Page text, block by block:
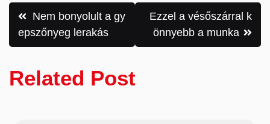
Bejegyzés
navigáció
Nem bonyolult a gy
epszőnyeg lerakás
Ezzel a vésőszárral k
önnyebb a munka
Related Post